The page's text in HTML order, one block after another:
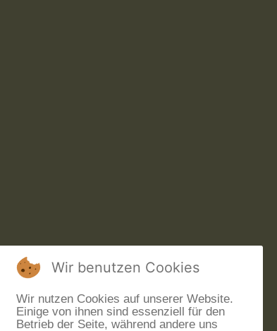
Wir benutzen Cookies
Wir nutzen Cookies auf unserer Website.
Einige von ihnen sind essenziell für den
Betrieb der Seite, während andere uns